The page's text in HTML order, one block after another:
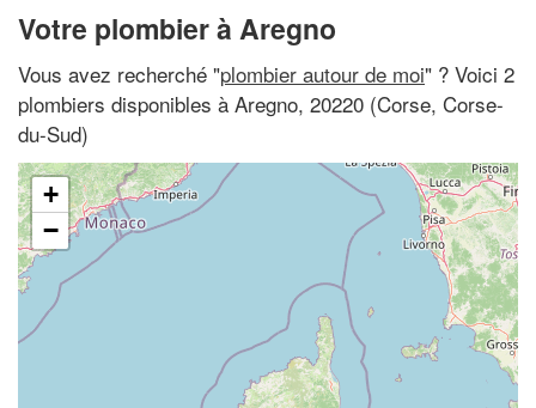
Votre plombier à Aregno
Vous avez recherché "plombier autour de moi" ? Voici 2
plombiers disponibles à Aregno, 20220 (Corse, Corse-
du-Sud)
+
−